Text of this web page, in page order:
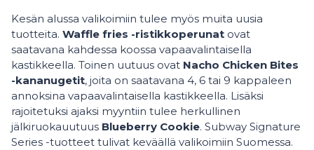
Kesän alussa valikoimiin tulee myös muita uusia
tuotteita. Waffle fries -ristikkoperunat ovat
saatavana kahdessa koossa vapaavalintaisella
kastikkeella. Toinen uutuus ovat Nacho Chicken Bites
-kananugetit, joita on saatavana 4, 6 tai 9 kappaleen
annoksina vapaavalintaisella kastikkeella. Lisäksi
rajoitetuksi ajaksi myyntiin tulee herkullinen
jälkiruokauutuus Blueberry Cookie. Subway Signature
Series -tuotteet tulivat keväällä valikoimiin Suomessa.